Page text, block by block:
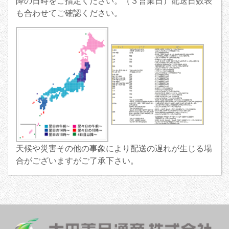
も合わせてご確認ください。
天候や災害その他の事象により配送の遅れが生じる場
合がございますがご了承下さい。